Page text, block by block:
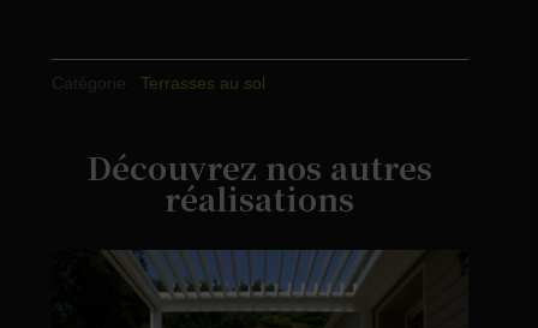
Catégorie :Terrasses au sol
Découvrez nos autres
réalisations